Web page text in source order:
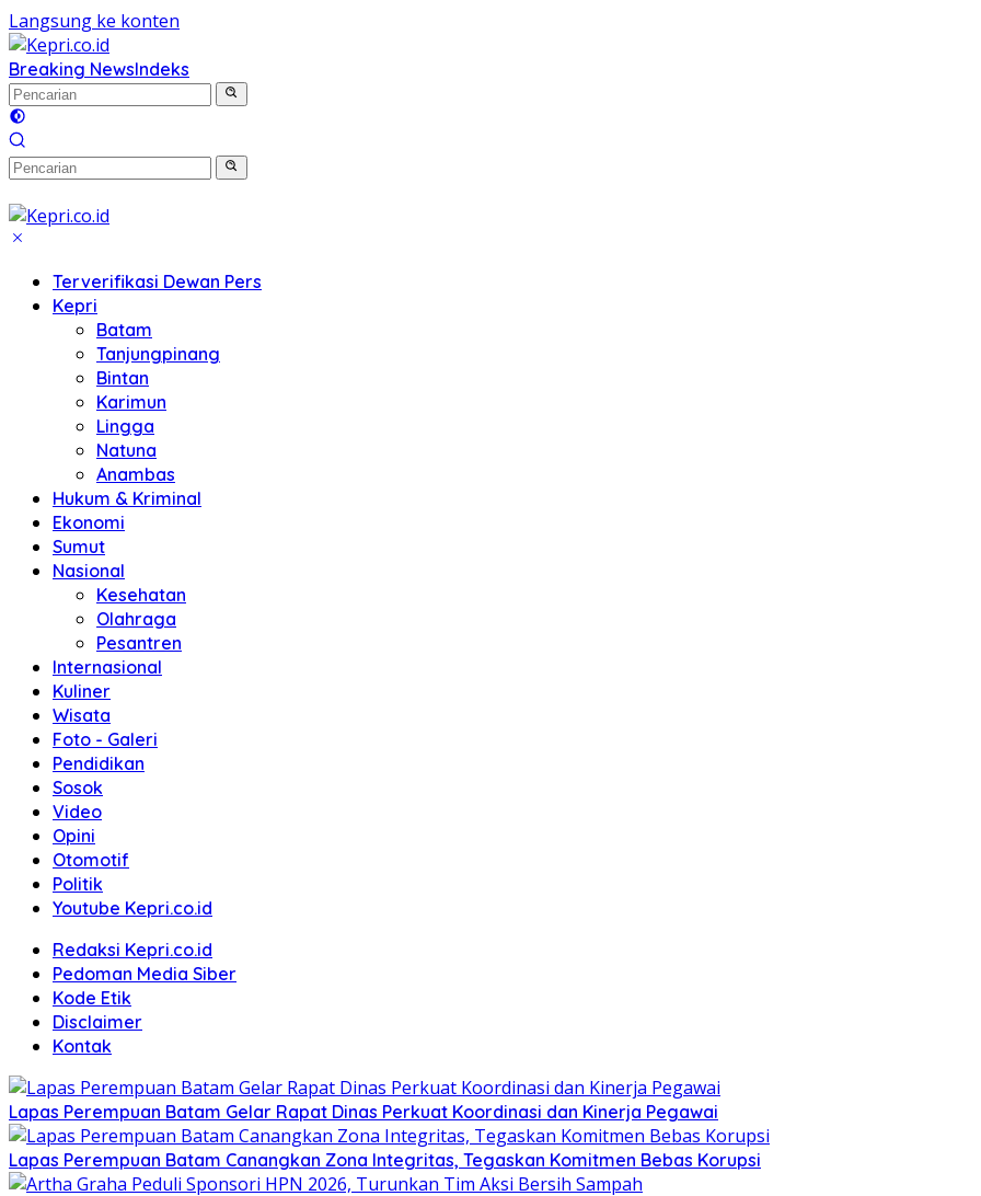
Langsung ke konten
Breaking NewsIndeks
Terverifikasi Dewan Pers
Kepri
Batam
Tanjungpinang
Bintan
Karimun
Lingga
Natuna
Anambas
Hukum & Kriminal
Ekonomi
Sumut
Nasional
Kesehatan
Olahraga
Pesantren
Internasional
Kuliner
Wisata
Foto - Galeri
Pendidikan
Sosok
Video
Opini
Otomotif
Politik
Youtube Kepri.co.id
Redaksi Kepri.co.id
Pedoman Media Siber
Kode Etik
Disclaimer
Kontak
Lapas Perempuan Batam Gelar Rapat Dinas Perkuat Koordinasi dan Kinerja Pegawai
Lapas Perempuan Batam Canangkan Zona Integritas, Tegaskan Komitmen Bebas Korupsi